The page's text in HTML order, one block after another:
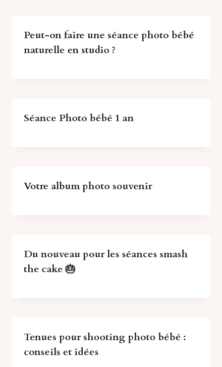
Peut-on faire une séance photo bébé
naturelle en studio ?
Séance Photo bébé 1 an
Votre album photo souvenir
Du nouveau pour les séances smash
the cake 🎂
Tenues pour shooting photo bébé :
conseils et idées